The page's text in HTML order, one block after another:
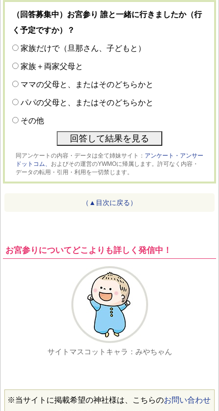
（回答募集中）お宮参り 誰と一緒に行きましたか（行
く予定ですか）？
家族だけで（旦那さん、子どもと）
家族＋両家父母と
ママの父母と、またはそのどちらかと
パパの父母と、またはそのどちらかと
その他
同アンケートの内容・データは全て姉妹サイト： アンケート・アンサー
ドットコム、 およびその運営のYWMOに帰属します。許可なく内容・
データの転用・引用・利用を一切禁じます。
（▲目次に戻る）
お宮参りについてどこよりも詳しく発信中！
サイトマスコットキャラ：みやちゃん
※当サイトに掲載希望の神社様は、こちらのお問い合わせ